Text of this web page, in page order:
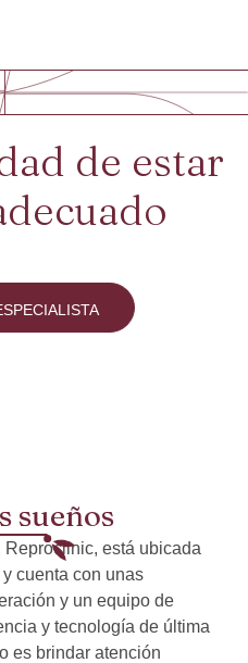
de estar
sueños
está ubicada
cuenta con unas
y un equipo de
y tecnología de última
es brindar atención